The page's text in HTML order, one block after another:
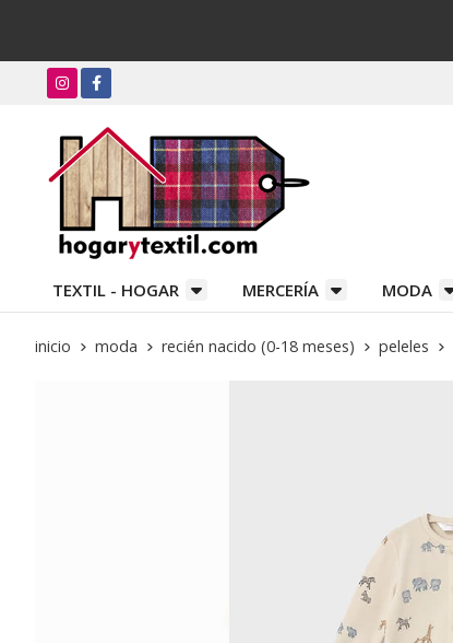
TEXTIL - HOGAR MERCERÍA MODA
inicio moda recién nacido (0-18 meses) peleles